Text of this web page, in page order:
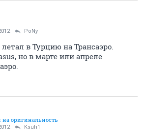
PoNy
в Турцию на Трансаэро.
но в марте или апреле
на оригинальность
Ksuh1